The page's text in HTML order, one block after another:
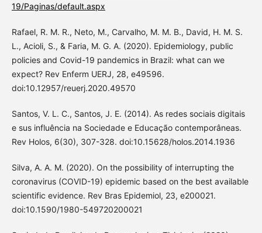
19/Paginas/default.aspx
Rafael, R. M. R., Neto, M., Carvalho, M. M. B., David, H. M. S.
L., Acioli, S., & Faria, M. G. A. (2020). Epidemiology, public
policies and Covid-19 pandemics in Brazil: what can we
expect? Rev Enferm UERJ, 28, e49596.
doi:10.12957/reuerj.2020.49570
Santos, V. L. C., Santos, J. E. (2014). As redes sociais digitais
e sus influência na Sociedade e Educação contemporâneas.
Rev Holos, 6(30), 307-328. doi:10.15628/holos.2014.1936
Silva, A. A. M. (2020). On the possibility of interrupting the
coronavirus (COVID-19) epidemic based on the best available
scientific evidence. Rev Bras Epidemiol, 23, e200021.
doi:10.1590/1980-549720200021